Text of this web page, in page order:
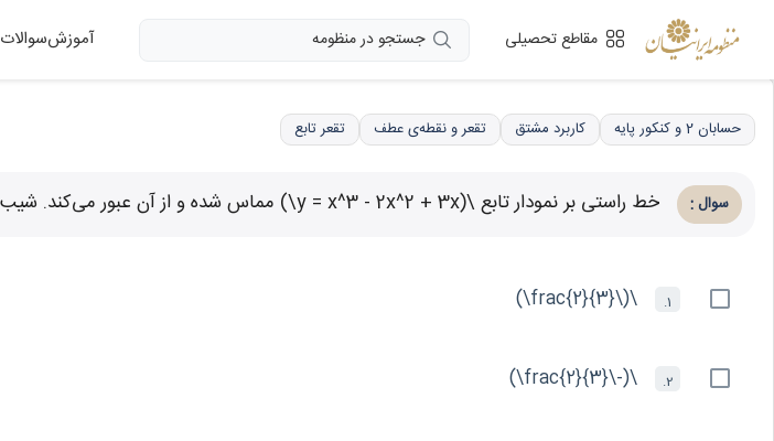
مقاطع تحصیلی جستجو در منظومه آموزشسوالات
حسابان 2 و کنکور پایه کاربرد مشتق تقعر و نقطه‌ی عطف تقعر تابع
سوال : خط راستی بر نمودار تابع \(y = x^3 - 2x^2 + 3x\) مماس شده و از آن عبور می‌کند. شیب این خط کدام است؟
1.
\(\frac{2}{3}\)
2.
\(-\frac{2}{3}\)